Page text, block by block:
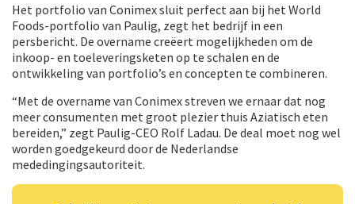
Het portfolio van Conimex sluit perfect aan bij het World
Foods-portfolio van Paulig, zegt het bedrijf in een
persbericht. De overname creëert mogelijkheden om de
inkoop- en toeleveringsketen op te schalen en de
ontwikkeling van portfolio’s en concepten te combineren.
“Met de overname van Conimex streven we ernaar dat nog
meer consumenten met groot plezier thuis Aziatisch eten
bereiden,” zegt Paulig-CEO Rolf Ladau. De deal moet nog wel
worden goedgekeurd door de Nederlandse
mededingingsautoriteit.